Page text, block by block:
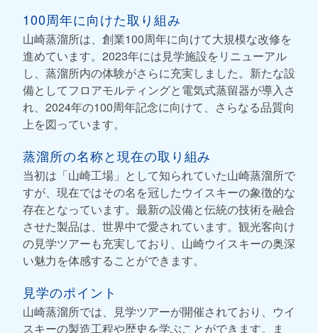
100周年に向けた取り組み
山崎蒸溜所は、創業100周年に向けて大規模な改修を
進めています。2023年には見学施設をリニューアル
し、蒸溜所内の体験がさらに充実しました。新たな設
備としてフロアモルティングと電気式蒸留器が導入さ
れ、2024年の100周年記念に向けて、さらなる品質向
上を図っています。
蒸溜所の名称と現在の取り組み
当初は「山崎工場」として知られていた山崎蒸溜所で
すが、現在ではその名を冠したウイスキーの象徴的な
存在となっています。最新の設備と伝統の技術を融合
させた製品は、世界中で愛されています。観光客向け
の見学ツアーも充実しており、山崎ウイスキーの奥深
い魅力を体感することができます。
見学のポイント
山崎蒸溜所では、見学ツアーが開催されており、ウイ
スキーの製造工程や歴史を学ぶことができます。ま